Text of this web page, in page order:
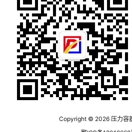
Copyright © 2026 压力容